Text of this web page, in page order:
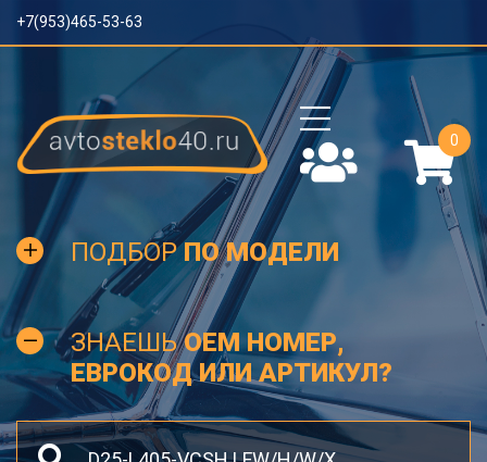
+7(953)465-53-63
0
ПОДБОРПО МОДЕЛИ
ЗНАЕШЬOEM НОМЕР,
ЕВРОКОД ИЛИ АРТИКУЛ?